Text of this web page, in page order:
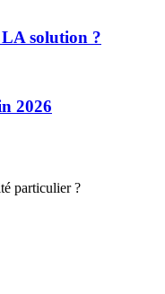
LA solution ?
2026
particulier ?